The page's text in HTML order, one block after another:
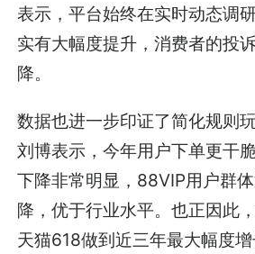
表示，平台始终在实时动态调
实有大幅度提升，消费者的投
降。
数据也进一步印证了简化规则
刘博表示，今年用户下单更干
下降非常明显，88VIP用户群
降，优于行业水平。也正因此
天猫618做到近三年最大幅度增